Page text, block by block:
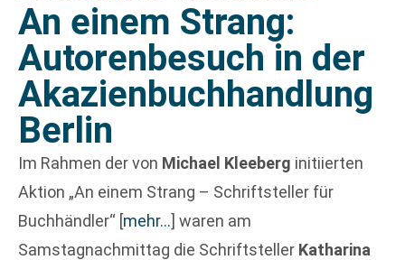
An einem Strang:
Autorenbesuch in der
Akazienbuchhandlung
Berlin
Im Rahmen der von Michael Kleeberg initiierten
Aktion „An einem Strang – Schriftsteller für
Buchhändler“ [mehr…] waren am
Samstagnachmittag die Schriftsteller Katharina